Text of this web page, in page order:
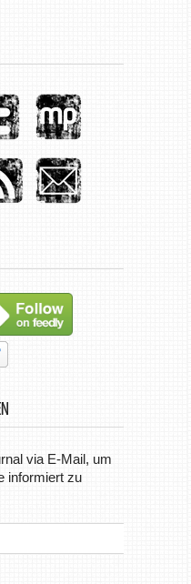
via E-Mail, um
informiert zu